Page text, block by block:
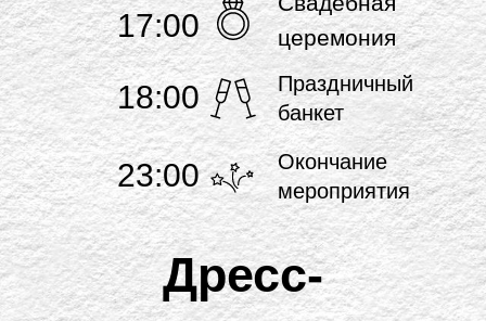
17:00
18:00
23:00
церемония
Окончание
мероприятия
Праздничный
банкет
Дресс-